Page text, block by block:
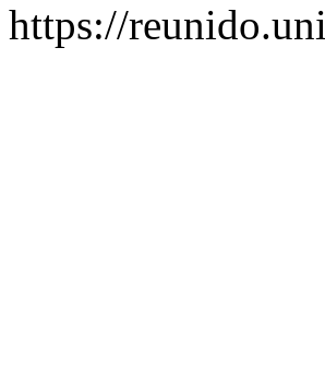
https://